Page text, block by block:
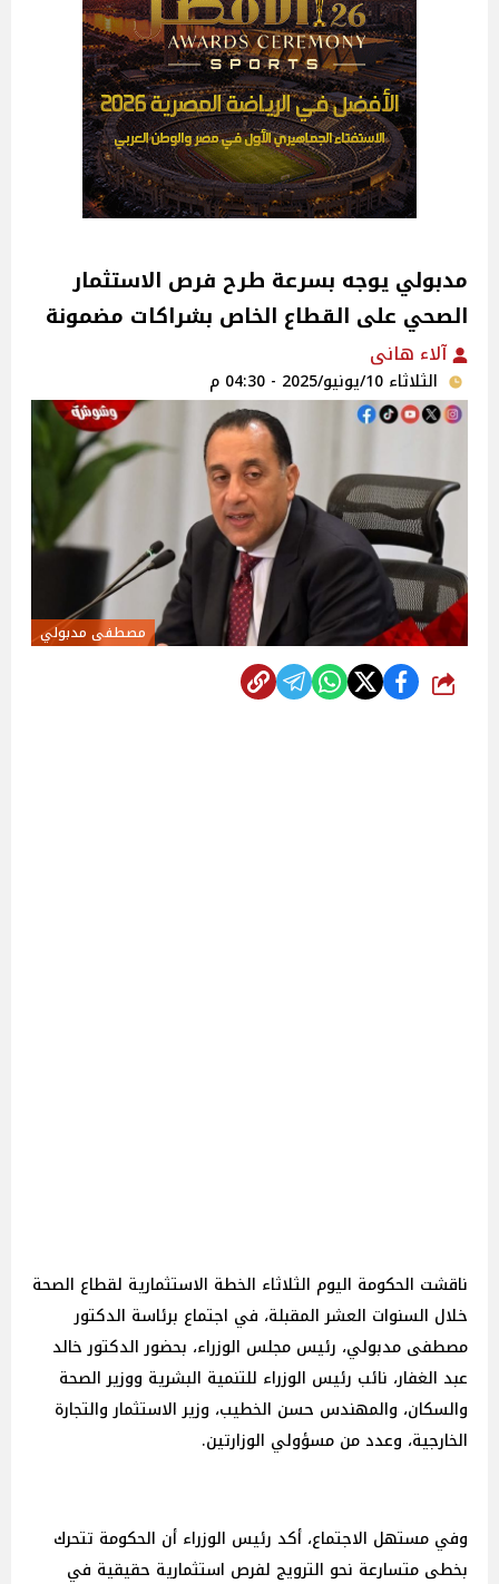
مدبولي يوجه بسرعة طرح فرص الاستثمار
الصحي على القطاع الخاص بشراكات مضمونة
آلاء هانى
الثلاثاء 10/يونيو/2025 - 04:30 م
مصطفى مدبولي
شارك
ناقشت الحكومة اليوم الثلاثاء الخطة الاستثمارية لقطاع الصحة
خلال السنوات العشر المقبلة، في اجتماع برئاسة الدكتور
مصطفى مدبولي، رئيس مجلس الوزراء، بحضور الدكتور خالد
عبد الغفار، نائب رئيس الوزراء للتنمية البشرية ووزير الصحة
والسكان، والمهندس حسن الخطيب، وزير الاستثمار والتجارة
الخارجية، وعدد من مسؤولي الوزارتين.
وفي مستهل الاجتماع، أكد رئيس الوزراء أن الحكومة تتحرك
بخطى متسارعة نحو الترويج لفرص استثمارية حقيقية في